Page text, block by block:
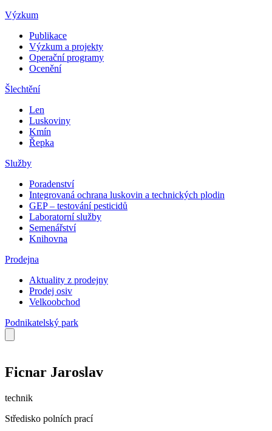
Výzkum
Publikace
Výzkum a projekty
Operační programy
Ocenění
Šlechtění
Len
Luskoviny
Kmín
Řepka
Služby
Poradenství
Integrovaná ochrana luskovin a technických plodin
GEP – testování pesticidů
Laboratorní služby
Semenářství
Knihovna
Prodejna
Aktuality z prodejny
Prodej osiv
Velkoobchod
Podnikatelský park
Ficnar Jaroslav
technik
Středisko polních prací